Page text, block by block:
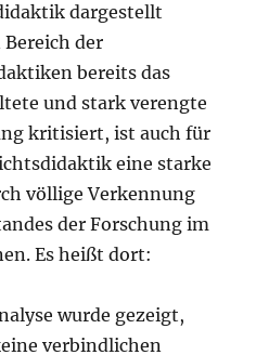
dargestellt
Bereich der
bereits das
und stark verengte
kritisiert, ist auch für
eine starke
völlige Verkennung
der Forschung im
Es heißt dort:
wurde gezeigt,
verbindlichen